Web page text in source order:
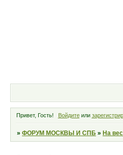
Привет, Гость! Войдитеили
»ФОРУМ МОСКВЫ И СПБ »На